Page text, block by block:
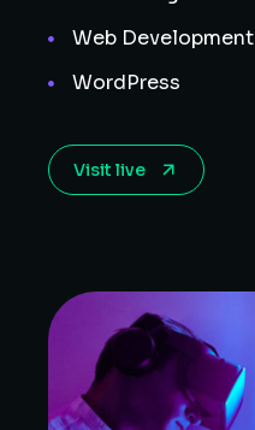
Web Development
WordPress
Visit live